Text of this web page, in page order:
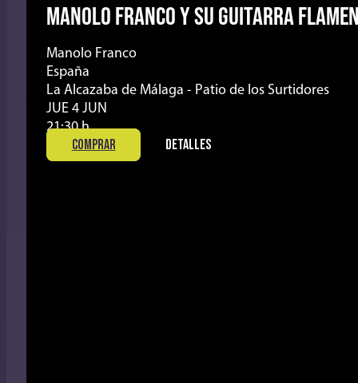
MANOLO FRANCO Y SU GUITARRA
Manolo Franco
España
La Alcazaba de Málaga - Patio de los Surtidores
JUE 4 JUN
21:30 h
COMPRAR DETALLES